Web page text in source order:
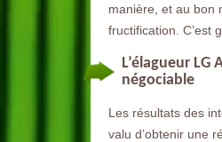
manière, et au bon
fructification. C’est
L’élagueur
négociable
Les résultats des
valu d’obtenir une